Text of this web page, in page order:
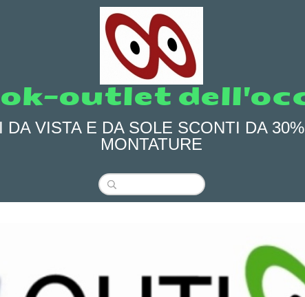
outlet
VISTA E DA SOLE SCONTI DA
MONTATURE